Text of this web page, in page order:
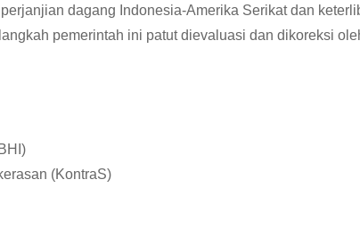
dagang Indonesia-Amerika Serikat dan
pemerintah ini patut dievaluasi dan dikoreksi
(KontraS)